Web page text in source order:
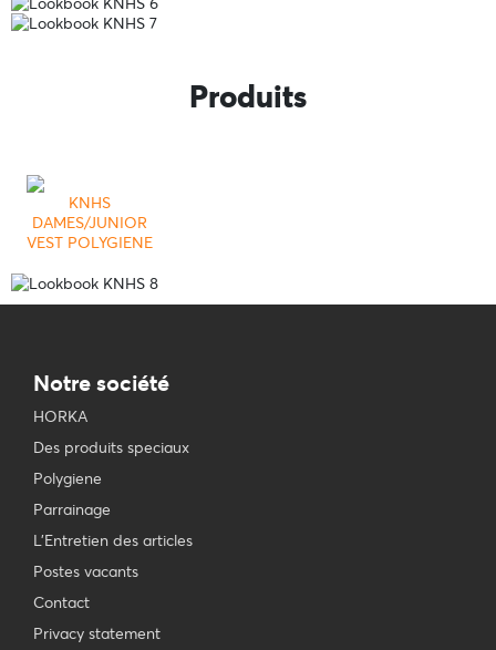
Produits
KNHS
DAMES/JUNIOR
VEST POLYGIENE
Notre société
HORKA
Des produits speciaux
Polygiene
Parrainage
L'Entretien des articles
Postes vacants
Contact
Privacy statement